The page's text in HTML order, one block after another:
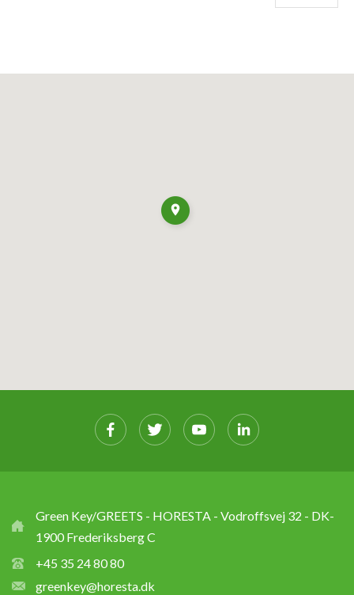
Green Key/GREETS - HORESTA - Vodroffsvej 32 - DK-
1900 Frederiksberg C
+45 35 24 80 80
greenkey@horesta.dk